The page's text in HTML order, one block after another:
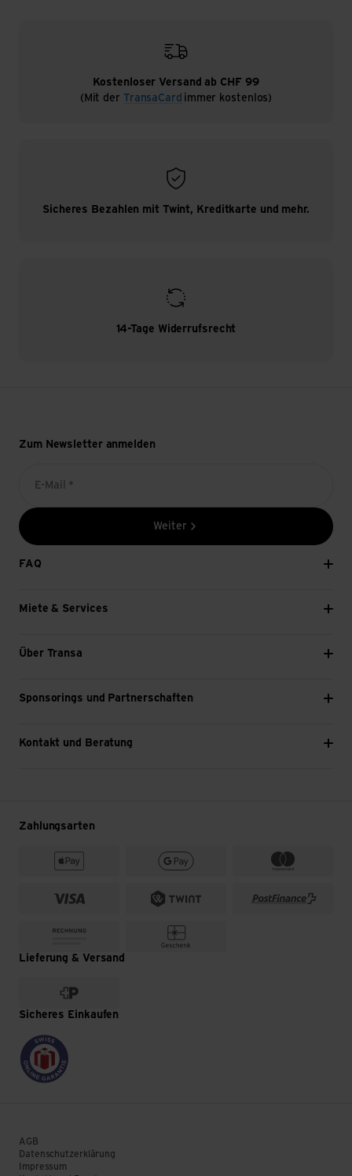
Kostenloser Versand ab CHF 99
(Mit der TransaCard immer kostenlos)
Sicheres Bezahlen mit Twint, Kreditkarte und mehr.
14-Tage Widerrufsrecht
Zum Newsletter anmelden
E-Mail *
Weiter
FAQ
Miete & Services
Über Transa
Sponsorings und Partnerschaften
Kontakt und Beratung
Zahlungsarten
Lieferung & Versand
Sicheres Einkaufen
AGB
Datenschutzerklärung
Impressum